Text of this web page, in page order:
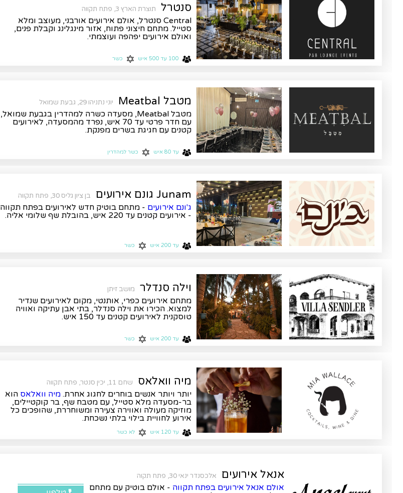
סנטרל תוצרת הארץ 3, פתח תקווה
Central סנטרל, אולם אירועים אורבני, מעוצב ומלא
סטייל. מתחם חיצוני פתוח, אזור מינגלינג וקבלת פנים,
ואולם אירועים יפהפה ועוצמתי.
100 עד 500 איש כשר
מטבל Meatbal יוני נתניהו 29, גבעת שמואל
מטבל Meatbal, מסעדה כשרה למהדרין בגבעת שמואל,
עם חדר פרטי עד 70 איש, נפרד מהמסעדה, לאירועים
קטנים עם חגיגת בשרים מפנקת.
עד 80 איש כשר למהדרין
Junam גונם אירועים בן ציון גליס 30, פתח תקווה
ג'ונם אירועים - מתחם בוטיק חדש לאירועים בפתח תקווה
- אירועים קטנים עד 220 איש, בהובלת שף שלומי אליה.
עד 200 איש כשר
וילה סנדלר מושב זיתן
מתחם אירועים כפרי, אותנטי, מקום לאירועים שנדיר
למצוא. הכירו את וילה סנדלר, בתי אבן עתיקה ואוויה
טוסקנית לאירועים קטנים עד 150 איש.
עד 200 איש כשר
מיה וואלאס שחם 11, יכין סנטר, פתח תקווה
יותר ויותר אנשים בוחרים לחגוג אחרת. מיה וואלאס הוא
בר-מסעדה מלא סטייל, עם מטבח שף, בר קוקטיילים,
מוזיקה מעולה ואווירה צעירה ומשוחררת, שהופכים כל
אירוע לחוויית בילוי בלתי נשכחת.
עד 120 איש לא כשר
אנאל אירועים אלכסנדר ינאי 30, פתח תקוה
אולם אנאל אירועים בפתח תקווה - אולם בוטיק עם מתחם